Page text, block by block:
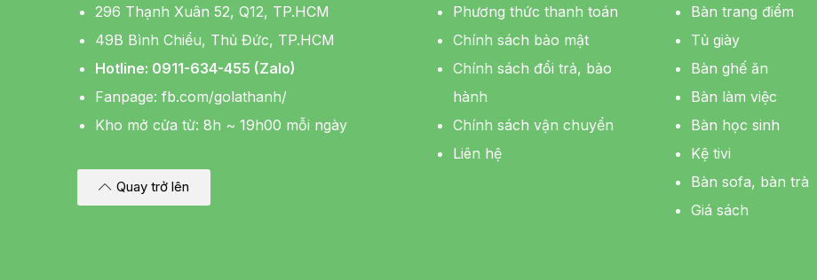
296 Thạnh Xuân 52, Q12, TP.HCM
49B Bình Chiểu, Thủ Đức, TP.HCM
Hotline: 0911-634-455 (Zalo)
Fanpage: fb.com/golathanh/
Kho mở cửa từ: 8h ~ 19h00 mỗi ngày
Quay trở lên
Phương thức thanh toán
Chính sách bảo mật
Chính sách đổi trả, bảo
hành
Chính sách vận chuyển
Liên hệ
Bàn trang điểm
Tủ giày
Bàn ghế ăn
Bàn làm việc
Bàn học sinh
Kệ tivi
Bàn sofa, bàn trà
Giá sách